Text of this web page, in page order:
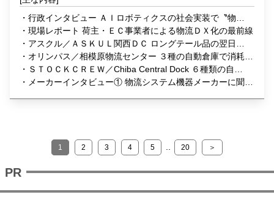
行政インタビュー ＡＩロボティクスの社会実装で〝物流
課題〟解決へ 経済産業省 産業機械課長兼ＡＩロボティク
ス推進官 須賀千鶴 氏
現場レポート 荷主・ＥＣ事業者による物流ＤＸ化の最前線
アスクル／ＡＳＫＵＬ関西ＤＣ ロングテール品の翌日配
送を実現する基幹センター
オリンパス／相模原物流センター ３種の自動倉庫で消耗品
出荷を最適化
ＳＴＯＣＫＣＲＥＷ／Chiba Central Dock ６種類の自動
化設備で次世代ＥＣ物流実現
メーカーインタビュー① 物流システム機器メーカーに聞
1 2 3 4 5 20 ＞